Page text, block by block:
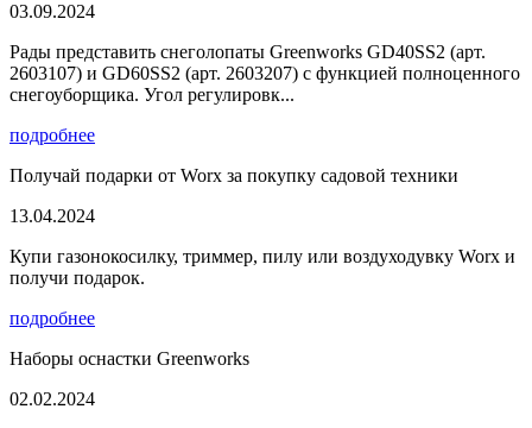
03.09.2024
Рады представить снеголопаты Greenworks GD40SS2 (арт.
2603107) и GD60SS2 (арт. 2603207) с функцией полноценного
снегоуборщика. Угол регулировк...
подробнее
Получай подарки от Worx за покупку садовой техники
13.04.2024
Купи газонокосилку, триммер, пилу или воздуходувку Worx и
получи подарок.
подробнее
Наборы оснастки Greenworks
02.02.2024